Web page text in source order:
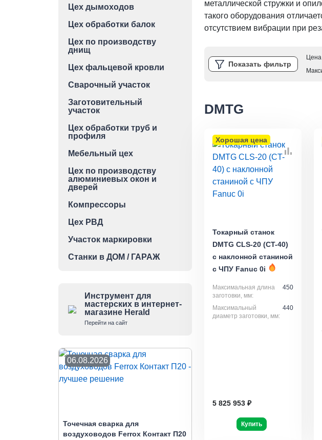
Цех дымоходов
Цех обработки балок
Цех по производству
днищ
Цех фальцевой кровли
Сварочный участок
Заготовительный
участок
Цех обработки труб и
профиля
Мебельный цех
Цех по производству
алюминиевых окон и
дверей
Компрессоры
Цех РВД
Участок маркировки
Станки в ДОМ / ГАРАЖ
Инструмент для
мастерских в интернет-
магазине Herald
Перейти на сайт
06.08.2026
Точечная сварка для
воздуховодов Ferrox Контакт П20
металлической стружки и
такого оборудования
отсутствием вибрации при
Показать фильтр
Цена
DMTG
Хорошая цена
Токарный станок
DMTG CLS-20 (CT-40)
с наклонной станиной
с ЧПУ Fanuc 0i
Максимальная длина
заготовки, мм:
450
Максимальный
диаметр заготовки, мм:
440
5 825 953 ₽
Купить